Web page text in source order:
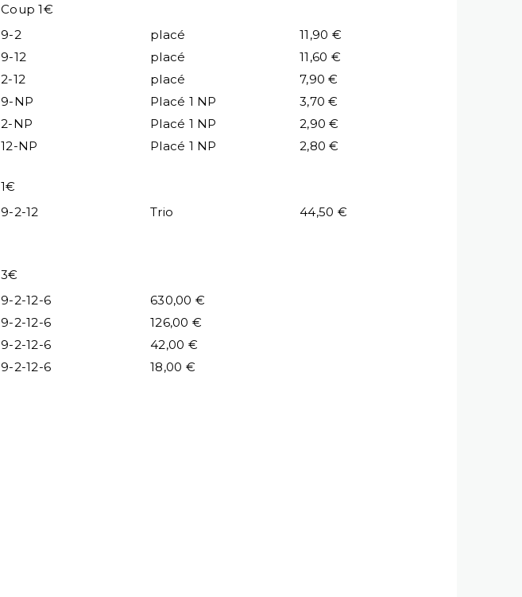
Coup 1€
9-2
placé
11,90 €
9-12
placé
11,60 €
2-12
placé
7,90 €
9-NP
Placé 1 NP
3,70 €
2-NP
Placé 1 NP
2,90 €
12-NP
Placé 1 NP 2,80 €
1€
9-2-12
Trio 44,50 €
3€
9-2-12-6
630,00 €
9-2-12-6
126,00 €
9-2-12-6
42,00 €
9-2-12-6
18,00 €